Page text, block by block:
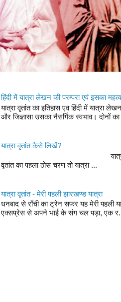
हिंदी में यात्रा लेखन की परम्परा एवं इसका महत्व
यात्रा वृतांत का इतिहास एव हिंदी में यात्रा
और जिज्ञासा उसका नैसर्गिक स्वभाव। दोनों
यात्रा वृतांत कैसे लिखें?
यात्रा वृतांत लेखन के
वृतांत का पहला ठोस चरण तो यात्रा ...
यात्रा वृतांत - मेरी पहली झारखण्ड यात्रा
धनबाद से राँची का ट्रेन सफर यह मेरी पहली
एक्सप्रेस से अपने भाई के संग चल पड़ा, एक